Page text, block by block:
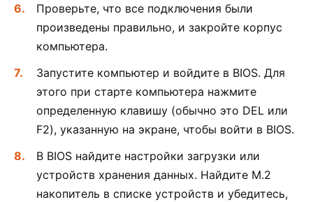
Проверьте, что все подключения были
произведены правильно, и закройте корпус
компьютера.
Запустите компьютер и войдите в BIOS. Для
этого при старте компьютера нажмите
определенную клавишу (обычно это DEL или
F2), указанную на экране, чтобы войти в BIOS.
В BIOS найдите настройки загрузки или
устройств хранения данных. Найдите M.2
накопитель в списке устройств и убедитесь,